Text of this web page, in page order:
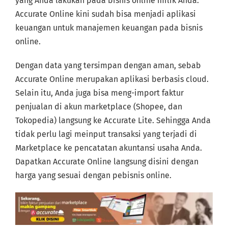
Accurate Online kini sudah bisa menjadi aplikasi
keuangan untuk manajemen keuangan pada bisnis
online.
Dengan data yang tersimpan dengan aman, sebab
Accurate Online merupakan aplikasi berbasis cloud.
Selain itu, Anda juga bisa meng-import faktur
penjualan di akun marketplace (Shopee, dan
Tokopedia) langsung ke Accurate Lite. Sehingga Anda
tidak perlu lagi meinput transaksi yang terjadi di
Marketplace ke pencatatan akuntansi usaha Anda.
Dapatkan Accurate Online langsung disini dengan
harga yang sesuai dengan pebisnis online.